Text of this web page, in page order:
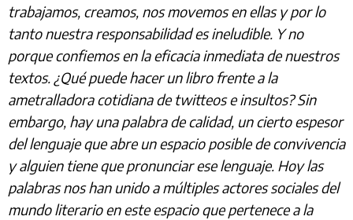
trabajamos, creamos, nos movemos en ellas y por lo
tanto nuestra responsabilidad es ineludible. Y no
porque confiemos en la eficacia inmediata de nuestros
textos. ¿Qué puede hacer un libro frente a la
ametralladora cotidiana de twitteos e insultos? Sin
embargo, hay una palabra de calidad, un cierto espesor
del lenguaje que abre un espacio posible de convivencia
y alguien tiene que pronunciar ese lenguaje. Hoy las
palabras nos han unido a múltiples actores sociales del
mundo literario en este espacio que pertenece a la